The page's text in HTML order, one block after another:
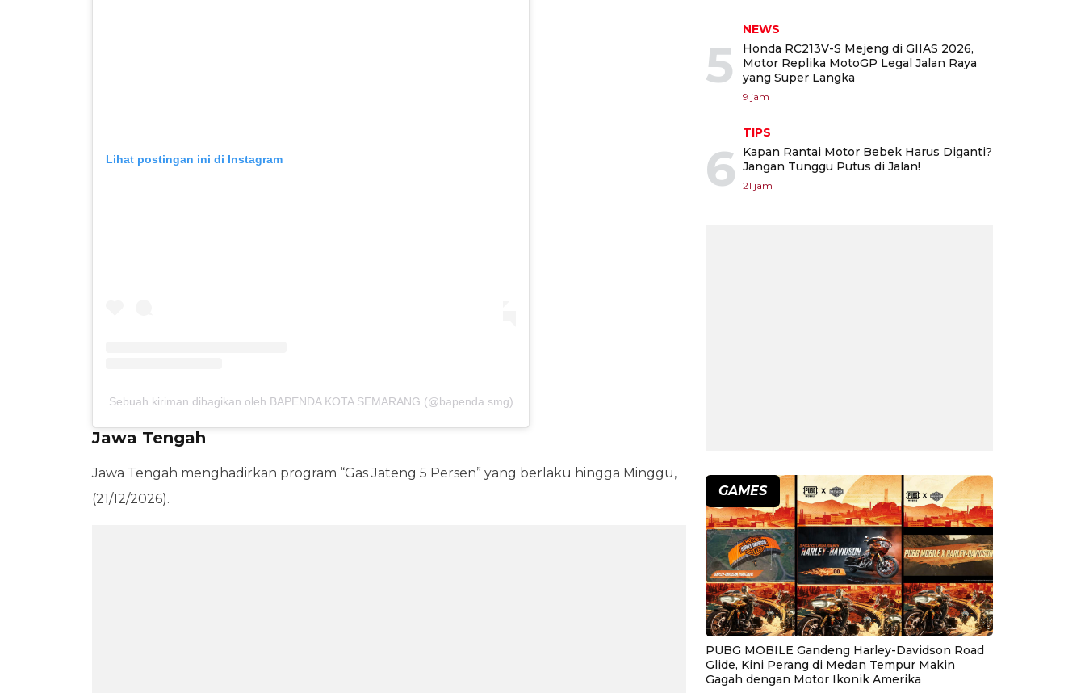
Lihat postingan ini di Instagram
Sebuah kiriman dibagikan oleh BAPENDA KOTA SEMARANG (@bapenda.smg)
Jawa Tengah
Jawa Tengah menghadirkan program “Gas Jateng 5 Persen” yang berlaku hingga Minggu,
(21/12/2026).
5
NEWS
Honda RC213V-S Mejeng di GIIAS 2026,
Motor Replika MotoGP Legal Jalan Raya
yang Super Langka
9 jam
6
TIPS
Kapan Rantai Motor Bebek Harus Diganti?
Jangan Tunggu Putus di Jalan!
21 jam
GAMES
PUBG MOBILE Gandeng Harley-Davidson Road
Glide, Kini Perang di Medan Tempur Makin
Gagah dengan Motor Ikonik Amerika